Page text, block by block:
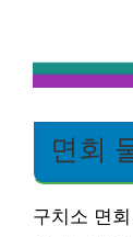
면회
구치소 면